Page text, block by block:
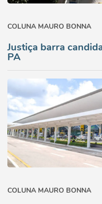
COLUNA MAURO BONNA
Justiça barra
PA
COLUNA MAURO BONNA